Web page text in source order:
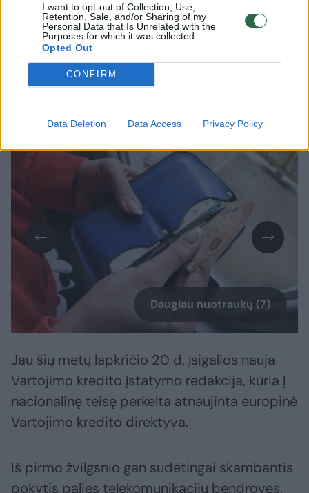
I want to opt-out of Collection, Use,
Retention, Sale, and/or Sharing of my
Personal Data that Is Unrelated with the
Purposes for which it was collected.
Opted Out
CONFIRM
Data Deletion Data Access Privacy Policy
Jei įrangą iš telekomunikacijų bendrovių
įprastai perkate išsimokėtinai, rudenį jūsų
laukia pokyčiai. Nuo tada tai bus prilyginta
vartojimo kreditui – tai reiškia, kad lizingo
galimybe susidomėjusių gyventojų
pajamos bus vertinamos griežčiau.
Daugiau nuotraukų (7)
Jau šių metų lapkričio 20 d. įsigalios nauja
Vartojimo kredito įstatymo redakcija, kuria į
nacionalinę teisę perkelta atnaujinta europinė
Vartojimo kredito direktyva.
Iš pirmo žvilgsnio gan sudėtingai skambantis
pokytis palies telekomunikacijų bendroves.